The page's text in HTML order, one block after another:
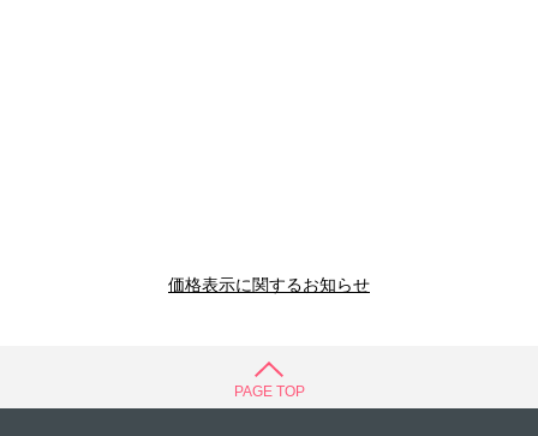
価格表示に関するお知らせ
PAGE TOP